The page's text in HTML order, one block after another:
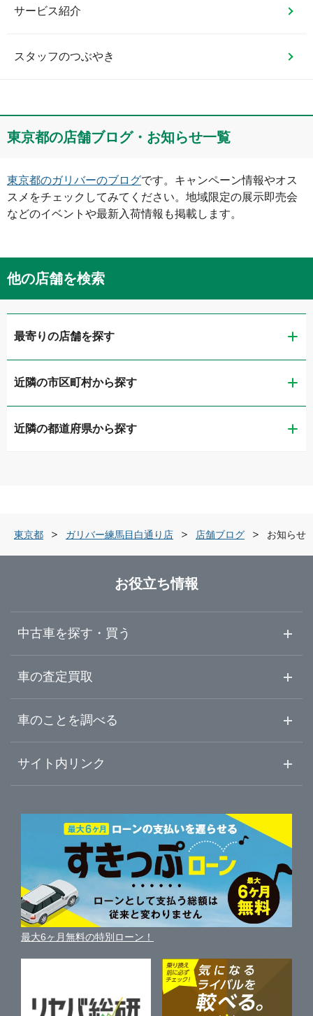
サービス紹介
スタッフのつぶやき
東京都の店舗ブログ・お知らせ一覧
東京都のガリバーのブログです。キャンペーン情報やオス
スメをチェックしてみてください。地域限定の展示即売会
などのイベントや最新入荷情報も掲載します。
他の店舗を検索
最寄りの店舗を探す
ガリバー扇橋店
LIBERALA リベラーラお台場
ガリバー世田谷成城店
ガリバー練馬目白通り店
ガリバー練馬出張査定センター
ガリバー環七加平店
ガリバー環七西新井店
ガリバー蔵前橋通り新小岩店
ガリバー葛飾出張査定センター
ガリバー八王子みなみ野店
ガリバー三鷹店
近隣の市区町村から探す
江東区
葛飾区
江戸川区
八王子市
三鷹市
東大和市
あきる野市
西東京市
近隣の都道府県から探す
千葉県
東京都
神奈川県
東京都 ガリバー練馬目白通り店 店舗ブログ お知らせ
お役立ち情報
中古車を探す・買う
中古車情報・中古車検索
初めての中古車購入ガイド
中古車人気ランキング
自動車ローンを調べる
ガリバーの自動車ローン
車買い替えの基礎知識
近くのお店で車を探す
車の査定買取
車査定・車買取ならガリバー
ガリバーの査定が選ばれる理由
車を売る時よくある質問
便利な査定サービス
中古車買取相場（毎月更新）
車の個人売買ガイド
車のことを調べる
車初心者まとめ
新車・中古車カタログ
車の燃費を調べる
車種別クチコミ
車比較サイト
サイト内リンク
サイトマップ
サイトの使用条件
利用規約
保険代理店業務に関する基本方針
最大6ヶ月無料の特別ローン！